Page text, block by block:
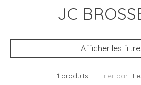
JC
Afficher les
1 produits Trier par